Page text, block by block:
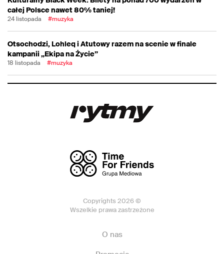
całej Polsce nawet 80% taniej!
24 listopada #muzyka
Otsochodzi, Lohleq i Atutowy razem na scenie w finale
kampanii „Ekipa na Życie”
18 listopada #muzyka
Copyrights 2026 ©
Wszelkie prawa zastrzeżone
O nas